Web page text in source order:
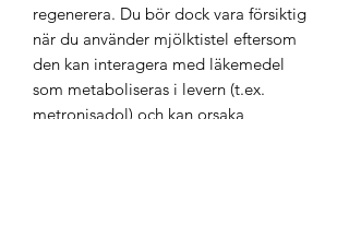
regenerera. Du bör dock vara försiktig
när du använder mjölktistel eftersom
den kan interagera med läkemedel
som metaboliseras i levern (t.ex.
metronisadol) och kan orsaka